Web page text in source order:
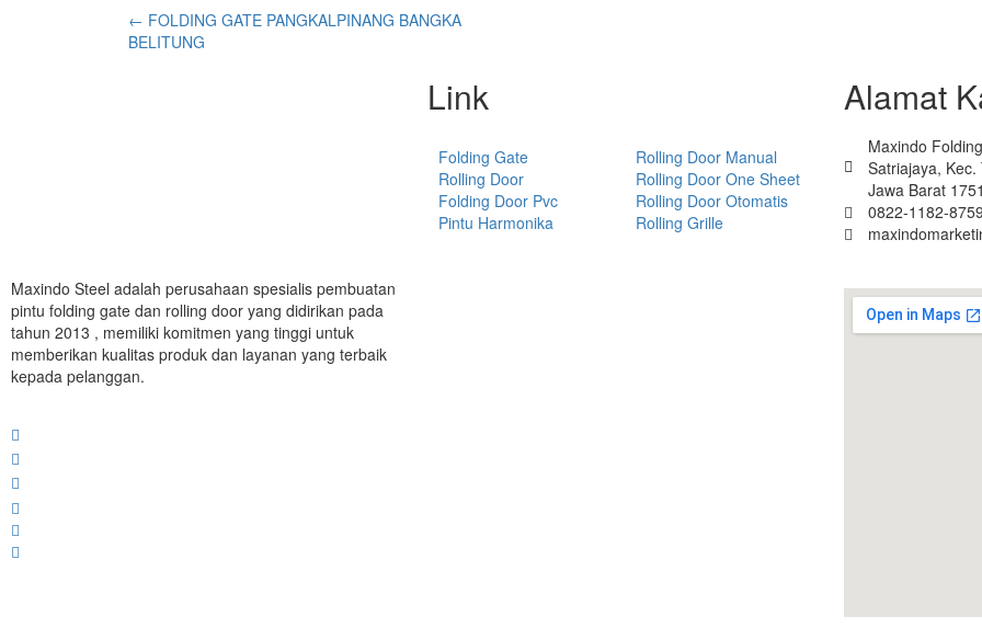
← FOLDING GATE PANGKALPINANG BANGKA
BELITUNG
Maxindo Steel adalah perusahaan spesialis pembuatan
pintu folding gate dan rolling door yang didirikan pada
tahun 2013 , memiliki komitmen yang tinggi untuk
memberikan kualitas produk dan layanan yang terbaik
kepada pelanggan.
Link
Folding Gate
Rolling Door
Folding Door Pvc
Pintu Harmonika
Rolling Door Manual
Rolling Door One Sheet
Rolling Door Otomatis
Rolling Grille
Alamat
Maxindo
Satriajaya,
Jawa Barat
0822-1182-